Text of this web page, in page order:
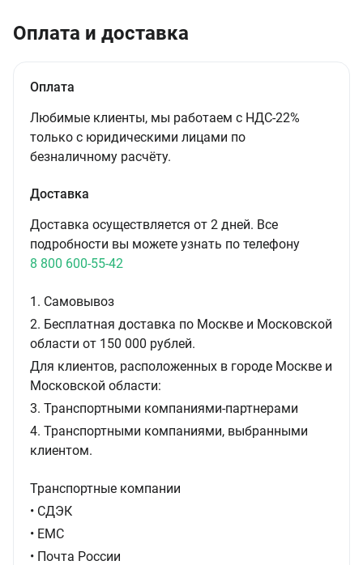
Оплата и доставка
Оплата
Любимые клиенты, мы работаем с НДС-22%
только с юридическими лицами по
безналичному расчёту.
Доставка
Доставка осуществляется от 2 дней. Все
подробности вы можете узнать по телефону
8 800 600-55-42
1. Самовывоз
2. Бесплатная доставка по Москве и Московской
области от 150 000 рублей.
Для клиентов, расположенных в городе Москве и
Московской области:
3. Транспортными компаниями-партнерами
4. Транспортными компаниями, выбранными
клиентом.
Транспортные компании
• СДЭК
• ЕМС
• Почта России